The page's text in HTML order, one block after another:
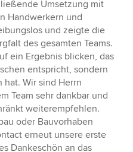
Umsetzung mit
Handwerkern und
und zeigte die
des gesamten Teams.
ein Ergebnis blicken, das
entspricht, sondern
Wir sind Herrn
Team sehr dankbar und
weiterempfehlen.
oder Bauvorhaben
erneut unsere erste
Dankeschön an das